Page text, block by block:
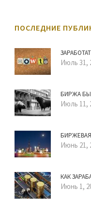
ПОСЛЕДНИЕ
Июль 31,
БИРЖА
Июль 11,
Июнь 21,
КАК
Июнь 1,